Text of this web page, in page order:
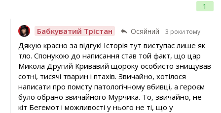
1
Бабкуватий Трістан Осяйний 3 роки тому
Дякую красно за відгук! Історія тут виступає лише як
тло. Спонукою до написання став той факт, що цар
Микола Другий Кривавий щороку особисто знищував
сотні, тисячі тварин і птахів. Звичайно, хотілося
написати про помсту патологічному вбивці, а героєм
було обрано звичайного Мурчика. То, звичайно, не
кіт Бегемот і можливості у нього не ті, що у